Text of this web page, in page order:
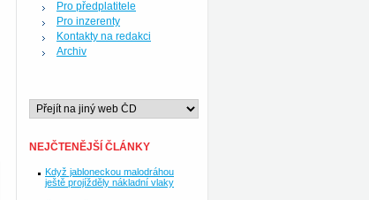
Pro předplatitele
Pro inzerenty
Kontakty na redakci
Archiv
NEJČTENĚJŠÍ ČLÁNKY
Když jabloneckou malodráhou
ještě projížděly nákladní vlaky